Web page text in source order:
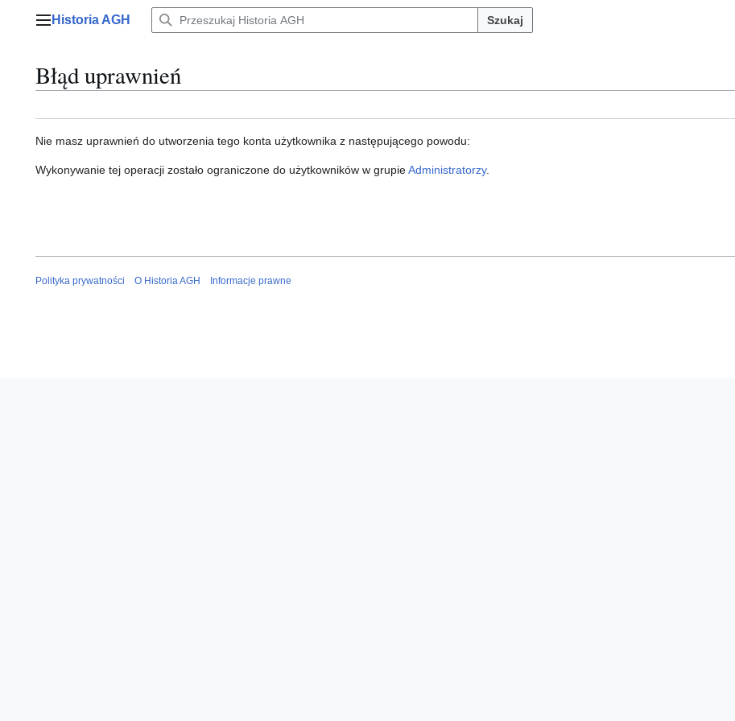
Menu główne
Historia AGH Szukaj
Błąd uprawnień
Nie masz uprawnień do utworzenia tego konta użytkownika z następującego powodu:
Wykonywanie tej operacji zostało ograniczone do użytkowników w grupieAdministratorzy.
Polityka prywatności O Historia AGH Informacje prawne